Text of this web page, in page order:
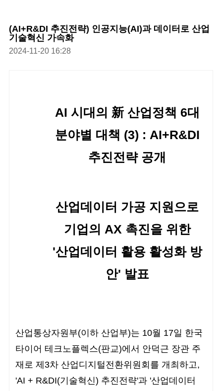
(AI+R&DI 추진전략) 인공지능(AI)과 데이터로 산업
기술혁신 가속화
2024-11-20 16:28
AI 시대의 新 산업정책 6대
분야별 대책 (3) : AI+R&DI
추진전략 공개
산업데이터 가공 지원으로
기업의 AX 촉진을 위한
'산업데이터 활용 활성화 방
안' 발표
산업통상자원부(이하 산업부)는 10월 17일 한국
타이어 테크노플렉스(판교)에서 안덕근 장관 주
재로 제3차 산업디지털전환위원회를 개최하고,
'AI + R&DI(기술혁신) 추진전략'과 '산업데이터